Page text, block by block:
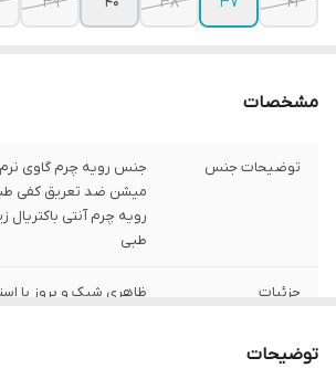
مشخصات
توضیحات جنس
جنس رویه چرم گاوی
میشن ضد تعریق کفی
رویه چرم آنتی باکتریال
طبی
جزئیات
ظاهری شیک و بروز با
کشور تولید کننده
توضیحات